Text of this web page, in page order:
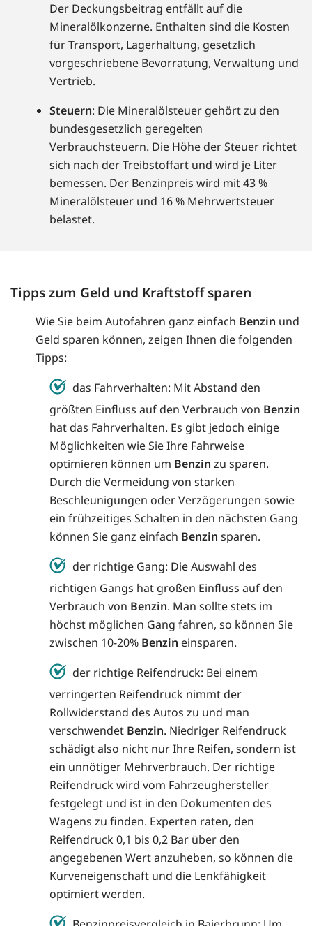
Der Deckungsbeitrag entfällt auf die
Mineralölkonzerne. Enthalten sind die Kosten
für Transport, Lagerhaltung, gesetzlich
vorgeschriebene Bevorratung, Verwaltung und
Vertrieb.
Steuern: Die Mineralölsteuer gehört zu den
bundesgesetzlich geregelten
Verbrauchsteuern. Die Höhe der Steuer richtet
sich nach der Treibstoffart und wird je Liter
bemessen. Der Benzinpreis wird mit 43 %
Mineralölsteuer und 16 % Mehrwertsteuer
belastet.
Tipps zum Geld und Kraftstoff sparen
Wie Sie beim Autofahren ganz einfach Benzin und
Geld sparen können, zeigen Ihnen die folgenden
Tipps:
das Fahrverhalten: Mit Abstand den
größten Einfluss auf den Verbrauch von Benzin
hat das Fahrverhalten. Es gibt jedoch einige
Möglichkeiten wie Sie Ihre Fahrweise
optimieren können um Benzin zu sparen.
Durch die Vermeidung von starken
Beschleunigungen oder Verzögerungen sowie
ein frühzeitiges Schalten in den nächsten Gang
können Sie ganz einfach Benzin sparen.
der richtige Gang: Die Auswahl des
richtigen Gangs hat großen Einfluss auf den
Verbrauch von Benzin. Man sollte stets im
höchst möglichen Gang fahren, so können Sie
zwischen 10-20% Benzin einsparen.
der richtige Reifendruck: Bei einem
verringerten Reifendruck nimmt der
Rollwiderstand des Autos zu und man
verschwendet Benzin. Niedriger Reifendruck
schädigt also nicht nur Ihre Reifen, sondern ist
ein unnötiger Mehrverbrauch. Der richtige
Reifendruck wird vom Fahrzeughersteller
festgelegt und ist in den Dokumenten des
Wagens zu finden. Experten raten, den
Reifendruck 0,1 bis 0,2 Bar über den
angegebenen Wert anzuheben, so können die
Kurveneigenschaft und die Lenkfähigkeit
optimiert werden.